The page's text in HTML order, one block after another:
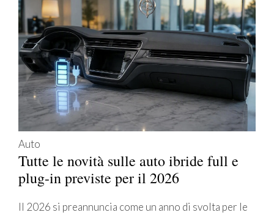
Auto
Tutte le novità sulle auto ibride full e
plug-in previste per il 2026
Il 2026 si preannuncia come un anno di svolta per le